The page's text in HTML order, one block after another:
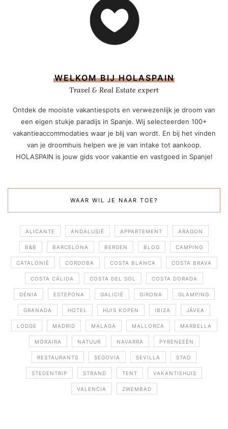
WELKOM BIJ HOLASPAIN
Travel & Real Estate expert
Ontdek de mooiste vakantiespots en verwezenlijk je droom van
een eigen stukje paradijs in Spanje. Wij selecteerden 100+
vakantieaccommodaties waar je blij van wordt. En bij het vinden
van je droomhuis helpen we je van intake tot aankoop.
HOLASPAIN is jouw gids voor vakantie en vastgoed in Spanje!
WAAR WIL JE NAAR TOE?
ALICANTE ANDALUSIË APPARTEMENT ARAGON
B&B BARCELONA BERGEN BLOG CAMPING
CATALONIË CORDOBA COSTA BLANCA COSTA BRAVA
COSTA CÁLIDA COSTA DEL SOL COSTA DORADA
DÉNIA ESTEPONA GALICIË GIRONA GLAMPING
GRANADA HOTEL HUIS KOPEN IBIZA JÁVEA
LODGE MADRID MALAGA MALLORCA MARBELLA
MORAIRA NATUUR NAVARRA PYRENEEËN
RESTAURANTS SEGOVIA SEVILLA STAD
STEDENTRIP STRAND TENT VAKANTIEHUIS
VALENCIA ZWEMBAD